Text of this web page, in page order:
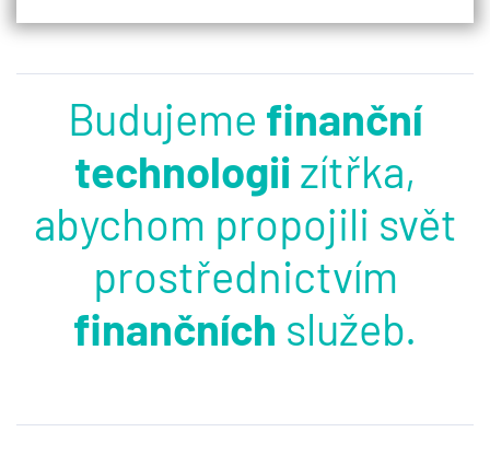
Budujeme finanční
technologii zítřka,
abychom propojili svět
prostřednictvím
finančních služeb.